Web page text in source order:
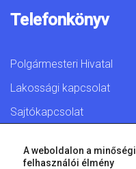
Telefonkönyv
Polgármesteri Hivatal
Lakossági kapcsolat
Sajtókapcsolat
A weboldalon a minőségi
felhasználói élmény